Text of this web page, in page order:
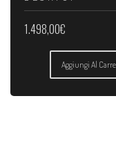
1.498,00€
Aggiungi Al